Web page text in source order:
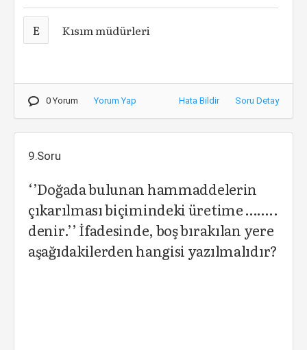
E Kısım müdürleri
0 Yorum Yorum Yap Hata Bildir Soru Detay
9.Soru
‘’Doğada bulunan hammaddelerin
çıkarılması biçimindeki üretime ……..
denir.’’ İfadesinde, boş bırakılan yere
aşağıdakilerden hangisi yazılmalıdır?